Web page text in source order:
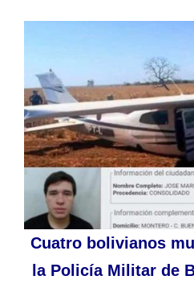
Cuatro bolivianos
la Policía Militar de